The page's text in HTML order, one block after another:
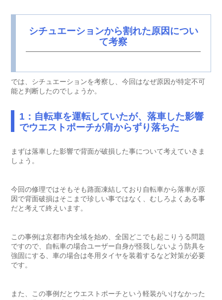
シチュエーションから割れた原因につい
て考察
では、シチュエーションを考察し、今回はなぜ原因が特定不可
能と判断したのでしょうか。
1：自転車を運転していたが、落車した影響
でウエストポーチが肩からずり落ちた
まずは落車した影響で背面が破損した事について考えていきま
しょう。
今回の修理ではそもそも路面凍結しており自転車から落車が原
因で背面破損はそこまで珍しい事ではなく、むしろよくある事
だと考えて終えいます。
この事例は京都市内全域を始め、全国どこでも起こりうる問題
ですので、自転車の場合ユーザー自身が怪我しないよう防具を
強固にする、車の場合は冬用タイヤを装着するなど対策が必要
です。
また、この事例だとウエストポーチという軽装がいけなかった